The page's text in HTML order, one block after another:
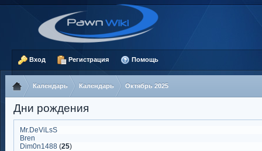
Вход Регистрация Помощь
Календарь Календарь Октябрь 2025
Дни рождения
Mr.DeViLsS
Bren
Dim0n1488 (25)